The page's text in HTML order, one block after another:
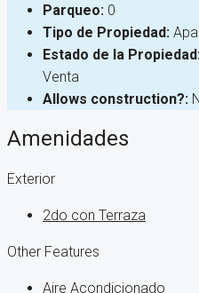
Parqueo: 0
Tipo de Propiedad:
Estado de la
Venta
Allows construction?:
Amenidades
Exterior
2do con Terraza
Other Features
Aire Acondicionado